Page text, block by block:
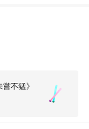
不猛》